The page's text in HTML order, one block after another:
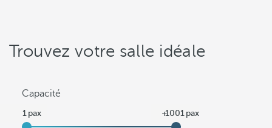
Trouvez votre salle idéale
Capacité